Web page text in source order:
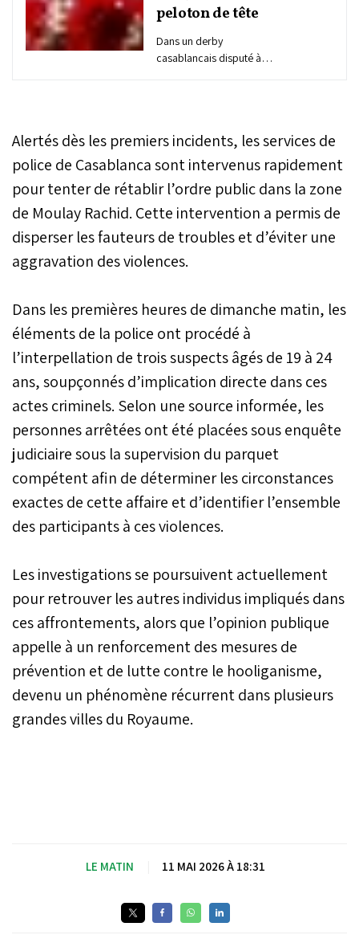
peloton de tête
Dans un derby
casablancais disputé à
le Raja (RCA) sur le score
étriqué de 1-0. Un but de
minute a suffi au bonheur
des Rouges, qui
aussi précieux pour le
classement que pour le
ce revers, le Raja
conserve son fauteuil de
leader, mais avec une
avance réduite à un point
sur le Maghreb de Fès. Le
WAC, lui, grimpe à la 4e
place avec 37 unités et
relance totalement ses
ambitions dans la course
au titre.
Alertés dès les premiers incidents, les services de
police de Casablanca sont intervenus rapidement
pour tenter de rétablir l’ordre public dans la zone
de Moulay Rachid. Cette intervention a permis de
disperser les fauteurs de troubles et d’éviter une
aggravation des violences.
Dans les premières heures de dimanche matin, les
éléments de la police ont procédé à
l’interpellation de trois suspects âgés de 19 à 24
ans, soupçonnés d’implication directe dans ces
actes criminels. Selon une source informée, les
personnes arrêtées ont été placées sous enquête
judiciaire sous la supervision du parquet
compétent afin de déterminer les circonstances
exactes de cette affaire et d’identifier l’ensemble
des participants à ces violences.
Les investigations se poursuivent actuellement
pour retrouver les autres individus impliqués dans
ces affrontements, alors que l’opinion publique
appelle à un renforcement des mesures de
prévention et de lutte contre le hooliganisme,
devenu un phénomène récurrent dans plusieurs
grandes villes du Royaume.
LE MATIN 11 MAI 2026 À 18:31